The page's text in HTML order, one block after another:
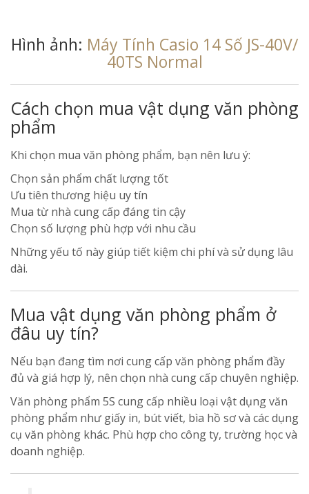
Hình ảnh: Máy Tính Casio 14 Số JS-40V/
40TS Normal
Cách chọn mua vật dụng văn phòng
phẩm
Khi chọn mua văn phòng phẩm, bạn nên lưu ý:
Chọn sản phẩm chất lượng tốt
Ưu tiên thương hiệu uy tín
Mua từ nhà cung cấp đáng tin cậy
Chọn số lượng phù hợp với nhu cầu
Những yếu tố này giúp tiết kiệm chi phí và sử dụng lâu
dài.
Mua vật dụng văn phòng phẩm ở
đâu uy tín?
Nếu bạn đang tìm nơi cung cấp văn phòng phẩm đầy
đủ và giá hợp lý, nên chọn nhà cung cấp chuyên nghiệp.
Văn phòng phẩm 5S cung cấp nhiều loại vật dụng văn
phòng phẩm như giấy in, bút viết, bìa hồ sơ và các dụng
cụ văn phòng khác. Phù hợp cho công ty, trường học và
doanh nghiệp.